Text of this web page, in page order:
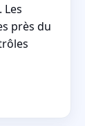
près du